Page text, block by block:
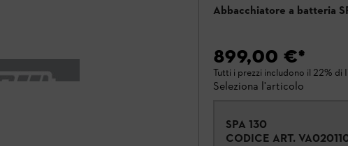
Abbacchiatore a batteria
899,00 €*
Tutti i prezzi includono il 22% di
Seleziona l'articolo
SPA 130
CODICE ART.